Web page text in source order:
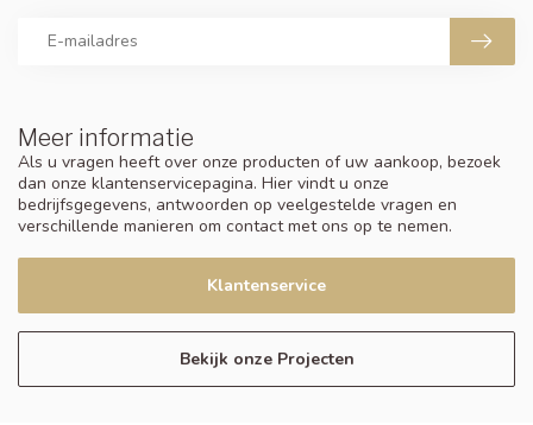
Meer informatie
Als u vragen heeft over onze producten of uw aankoop, bezoek
dan onze klantenservicepagina. Hier vindt u onze
bedrijfsgegevens, antwoorden op veelgestelde vragen en
verschillende manieren om contact met ons op te nemen.
Klantenservice
Bekijk onze Projecten